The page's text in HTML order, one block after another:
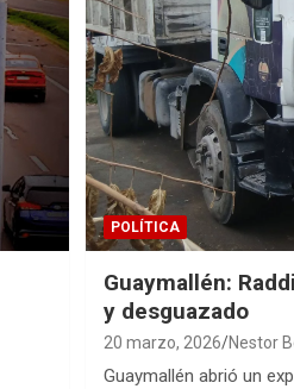
POLÍTICA
Guaymallén:
y desguazado
20 marzo, 2026 Nestor
Guaymallén abrió un